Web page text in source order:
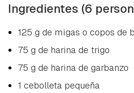
Ingredientes (6
125 g de migas o copos de
75 g de harina de trigo
75 g de harina de garbanzo
1 cebolleta pequeña